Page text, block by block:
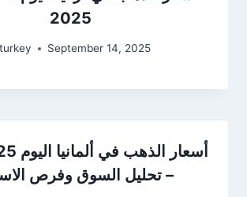
2025
September 14, 2025
أسعار
– تحليل السوق وفرص